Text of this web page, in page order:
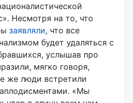
Несмотря на то, что
заявляли, что все
будет удаляться с
услышав про
мягко говоря,
же люди встретили
«Мы